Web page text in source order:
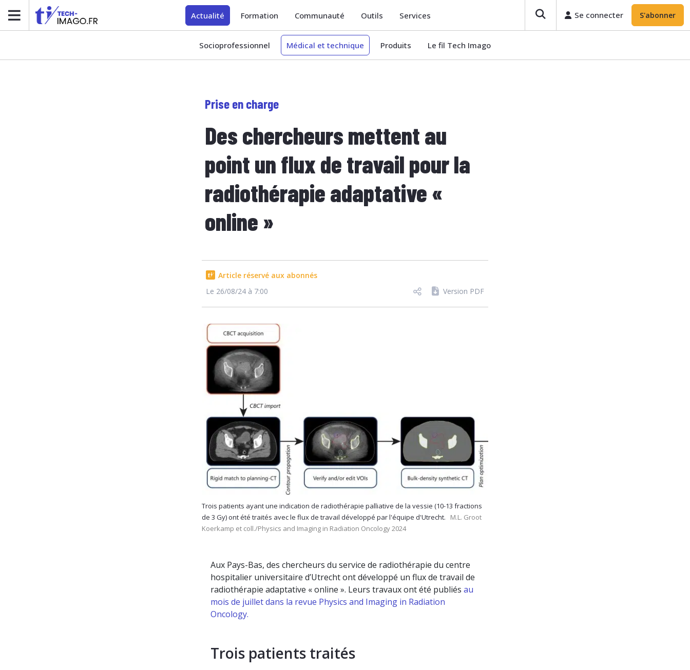
Actualité Formation Communauté Outils Services Se connecter S'abonner
Socioprofessionnel Médical et technique Produits Le fil Tech Imago
Prise en charge
Des chercheurs mettent au
point un flux de travail pour la
radiothérapie adaptative «
online »
Article réservé aux abonnés
Le 26/08/24 à 7:00
Version PDF
Trois patients ayant une indication de radiothérapie palliative de la vessie (10-13 fractions
de 3 Gy) ont été traités avec le flux de travail développé par l'équipe d'Utrecht.
M.L. Groot
Koerkamp et coll./Physics and Imaging in Radiation Oncology 2024
Aux Pays-Bas, des chercheurs du service de radiothérapie du centre
hospitalier universitaire d’Utrecht ont développé un flux de travail de
radiothérapie adaptative « online ». Leurs travaux ont été publiés au
mois de juillet dans la revue Physics and Imaging in Radiation
Oncology.
Trois patients traités